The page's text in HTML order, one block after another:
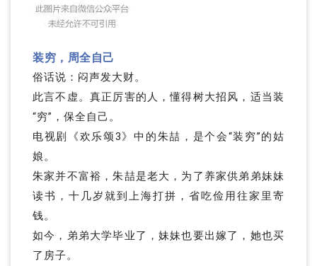
装穷，周全自己
俗话说：闷声发大财。
此言不虚。 真正厉害的人，懂得树大招风，适当装
“穷”，保全自己。
电视剧《欢乐颂3》中的朱喆，是个会“装穷”的姑
娘。
朱家并不富裕，朱喆是老大，为了养家供弟弟妹妹
读书，十几岁就到上海打拼，省吃俭用往家里寄
钱。
如今，弟弟大学毕业了，妹妹也要出嫁了，她也买
了房子。